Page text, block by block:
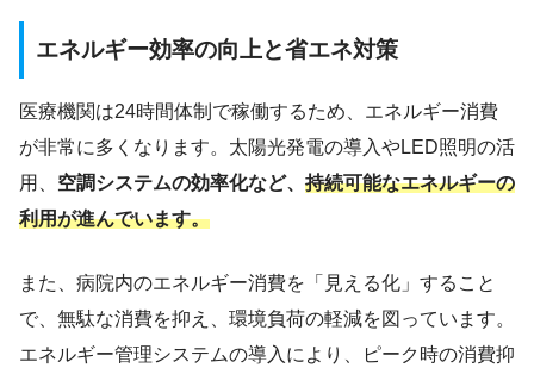
エネルギー効率の向上と省エネ対策
医療機関は24時間体制で稼働するため、エネルギー消費
が非常に多くなります。太陽光発電の導入やLED照明の活
用、 空調システムの効率化など、 持続可能なエネルギーの
利用が進んでいます。
また、病院内のエネルギー消費を「見える化」すること
で、無駄な消費を抑え、環境負荷の軽減を図っています。
エネルギー管理システムの導入により、ピーク時の消費抑